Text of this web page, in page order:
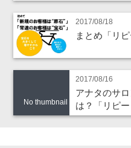
2017/08/18
まとめ「リ
No thumbnail
2017/08/16
アナタのサ
は？「リピ